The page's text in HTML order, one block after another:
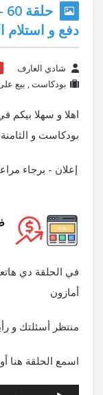
دفع و استلام
شادي العارف
بودكاست, بيع
بودكاست و
إعلان - برجاء
في الحلقة دي
أمازون
منتظر أسئلتك و
اسمع الحلقة هنا